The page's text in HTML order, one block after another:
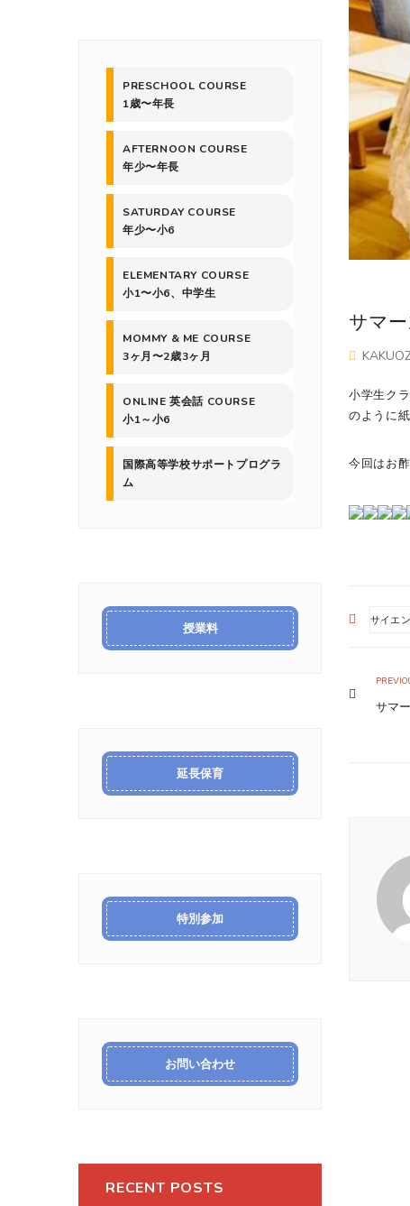
PRESCHOOL COURSE
1歳〜年長
AFTERNOON COURSE
年少〜年長
SATURDAY COURSE
年少〜小6
ELEMENTARY COURSE
小1〜小6、中学生
MOMMY & ME COURSE
3ヶ月〜2歳3ヶ月
ONLINE 英会話 COURSE
小1～小6
国際高等学校サポートプログラ
ム
授業料
延長保育
特別参加
お問い合わせ
RECENT POSTS
サマ
小学生ク
のように
今回はお
サイエ
サマ